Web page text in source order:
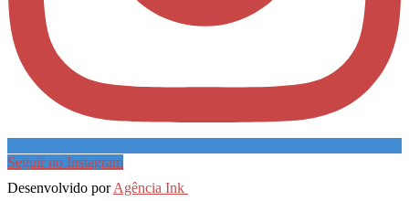
Seguir no Instagram
Desenvolvido porAgência Ink